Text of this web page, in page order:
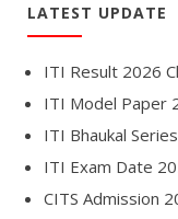
LATEST UPDATE
ITI Result 2026
ITI Model Paper
ITI Bhaukal
ITI Exam Date
CITS Admission